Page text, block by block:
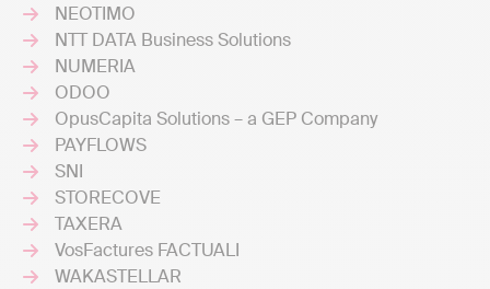
NEOTIMO
NTT DATA Business Solutions
NUMERIA
ODOO
OpusCapita Solutions – a GEP Company
PAYFLOWS
SNI
STORECOVE
TAXERA
VosFactures FACTUALI
WAKASTELLAR